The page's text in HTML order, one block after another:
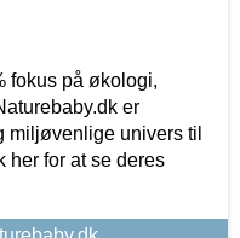
fokus på økologi,
er
miljøvenlige univers til
her for at se deres